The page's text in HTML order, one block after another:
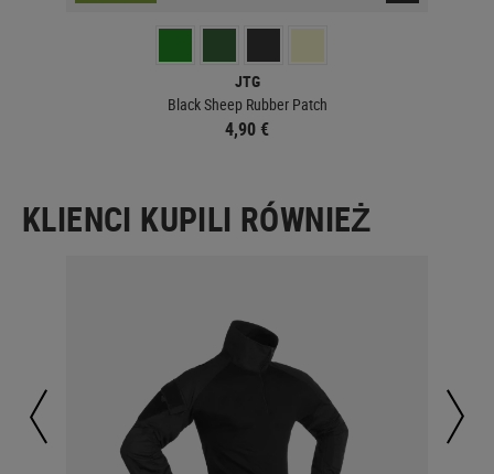
JTG
Black Sheep Rubber Patch
4,90 €
KLIENCI KUPILI RÓWNIEŻ